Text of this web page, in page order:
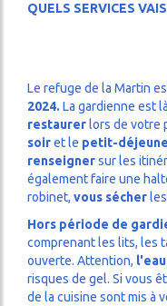
QUELS SERVICES
Le refuge de la Martin
2024. La gardienne est
restaurerlors de votre
soiret le petit-
renseignersur les
également faire une
robinet, vous sécher
Hors période de
comprenant les lits, les
ouverte. Attention,
risques de gel. Si vous
de la cuisine sont mis à